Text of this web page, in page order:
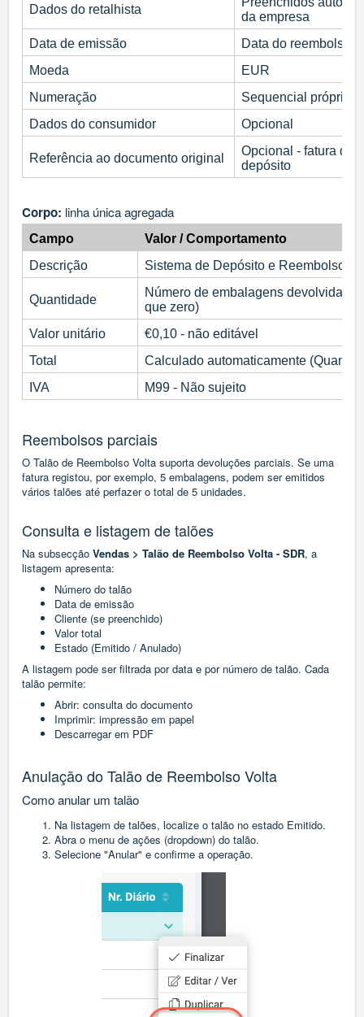
Dados do retalhista
da empresa
Data de emissão
Data do reembolso
Moeda
EUR
Numeração
Sequencial própria -
Dados do consumidor
Opcional
Referência ao documento original
Opcional - fatura de
depósito
Corpo: linha única agregada
Campo
Valor / Comportamento
Descrição
Sistema de Depósito e Reembolso -
Quantidade
Número de embalagens devolvidas -
que zero)
Valor unitário
€0,10 - não editável
Total
Calculado automaticamente
IVA
M99 - Não sujeito
Reembolsos parciais
O Talão de Reembolso Volta suporta devoluções parciais. Se uma
fatura registou, por exemplo, 5 embalagens, podem ser emitidos
vários talões até perfazer o total de 5 unidades.
Consulta e listagem de talões
Na subsecção Vendas > Talão de Reembolso Volta - SDR, a
listagem apresenta:
Número do talão
Data de emissão
Cliente (se preenchido)
Valor total
Estado (Emitido / Anulado)
A listagem pode ser filtrada por data e por número de talão. Cada
talão permite:
Abrir: consulta do documento
Imprimir: impressão em papel
Descarregar em PDF
Anulação do Talão de Reembolso Volta
Como anular um talão
Na listagem de talões, localize o talão no estado Emitido.
Abra o menu de ações (dropdown) do talão.
Selecione "Anular" e confirme a operação.